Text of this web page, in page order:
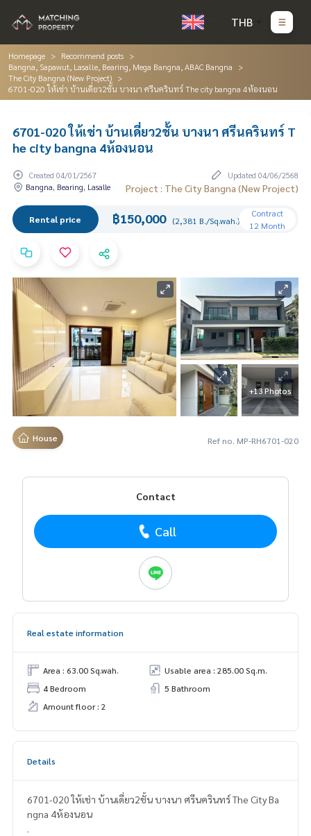
THB
Homepage
Recommend posts
Bangna, Sapawut, Lasalle, Bearing, Mega Bangna, ABAC Bangna
The City Bangna (New Project)
6701-020 ให้เช่า บ้านเดี่ยว2ชั้น บางนา ศรีนครินทร์ The city bangna 4ห้องนอน
6701-020 ให้เช่า บ้านเดี่ยว2ชั้น บางนา ศรีนครินทร์ T
he city bangna 4ห้องนอน
Created 04/01/2567
Updated 04/06/2568
Bangna, Bearing, Lasalle
Project : The City Bangna (New Project)
Rental price ฿150,000 (2,381 B./Sq.wah.)
Contract
12 Month
+13 Photos
House Ref no. MP-RH6701-020
Contact
Call
Real estate information
Area : 63.00 Sq.wah.
Usable area : 285.00 Sq.m.
4 Bedroom
5 Bathroom
Amount floor : 2
Details
6701-020 ให้เช่า บ้านเดี่ยว2ชั้น บางนา ศรีนครินทร์ The City Ba
ngna 4ห้องนอน
.